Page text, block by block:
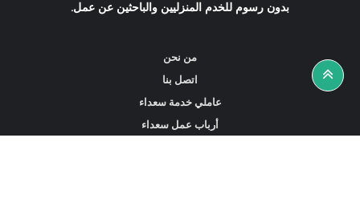
بدون رسوم للخدم المنزليين والباحثين عن عمل.
من نحن
اتصل بنا
عاملي خدمة سعداء
أرباب عمل سعداء